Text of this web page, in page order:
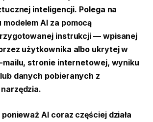
inteligencji. Polega na
AI za pomocą
instrukcji — wpisanej
użytkownika albo ukrytej w
mailu, stronie internetowej, wyniku
danych pobieranych z
AI coraz częściej działa